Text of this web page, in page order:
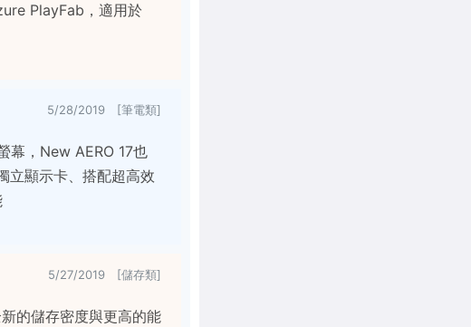
PlayFab，適用於
5/28/2019 [筆電類]
幕，New AERO 17也
立顯示卡、搭配超高效
5/27/2019 [儲存類]
的儲存密度與更高的能